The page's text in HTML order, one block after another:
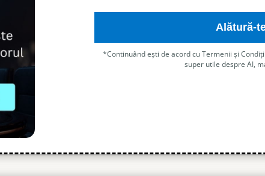
Alătură-
*Continuând ești de acord cu Termenii și
super utile despre AI,